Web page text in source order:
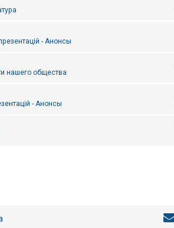
- Анонсы
нашего общества
- Анонсы